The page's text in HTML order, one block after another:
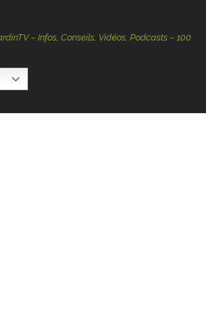
– Infos, Conseils, Vidéos, Podcasts – 100 %